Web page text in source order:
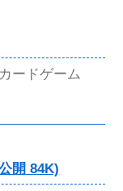
ードゲーム
開 84K)